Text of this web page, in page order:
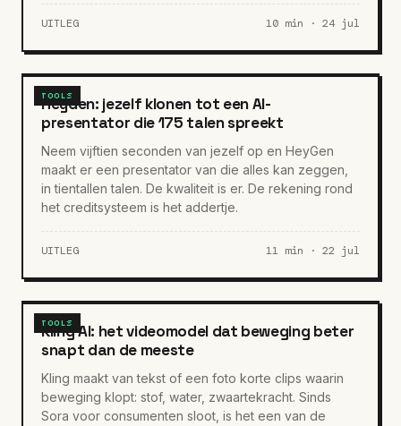
UITLEG 10 min · 24 jul
TOOLS
HeyGen: jezelf klonen tot een AI-
presentator die 175 talen spreekt
Neem vijftien seconden van jezelf op en HeyGen
maakt er een presentator van die alles kan zeggen,
in tientallen talen. De kwaliteit is er. De rekening rond
het creditsysteem is het addertje.
UITLEG 11 min · 22 jul
TOOLS
Kling AI: het videomodel dat beweging beter
snapt dan de meeste
Kling maakt van tekst of een foto korte clips waarin
beweging klopt: stof, water, zwaartekracht. Sinds
Sora voor consumenten sloot, is het een van de